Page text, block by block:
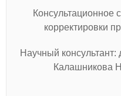
Консультационное
корректировки
Научный консультант:
Калашникова